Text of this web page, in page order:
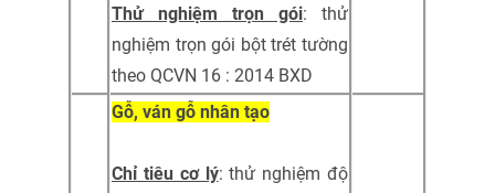
Thử nghiệm trọn gói: thử
nghiệm trọn gói bột trét tường
theo QCVN 16 : 2014 BXD
Gỗ, ván gỗ nhân tạo
Chỉ tiêu cơ lý: thử nghiệm độ